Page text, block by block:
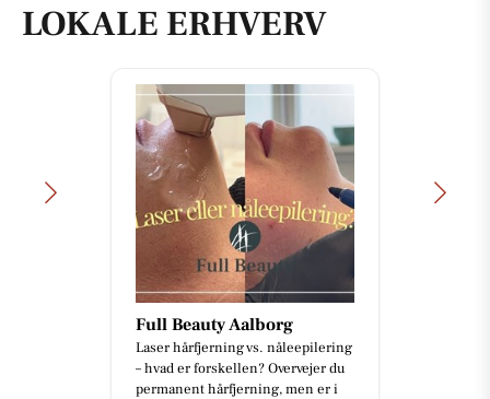
LOKALE ERHVERV
Full Beauty Aalborg
Laser hårfjerning vs. nåleepilering
– hvad er forskellen? Overvejer du
permanent hårfjerning, men er i